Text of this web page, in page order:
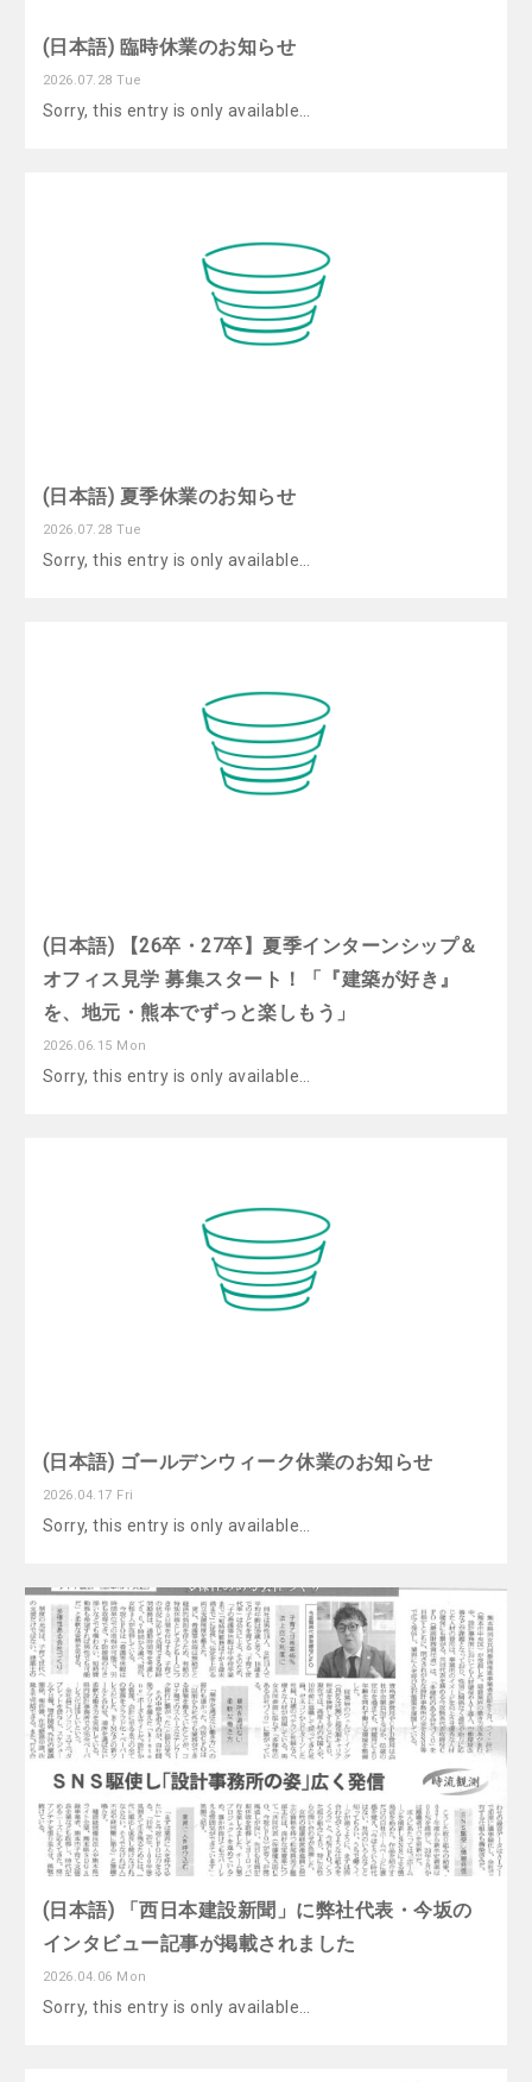
(日本語) 臨時休業のお知らせ
2026.07.28 Tue
Sorry, this entry is only available…
(日本語) 夏季休業のお知らせ
2026.07.28 Tue
Sorry, this entry is only available…
(日本語) 【26卒・27卒】夏季インターンシップ＆
オフィス見学 募集スタート！「『建築が好き』
を、地元・熊本でずっと楽しもう」
2026.06.15 Mon
Sorry, this entry is only available…
(日本語) ゴールデンウィーク休業のお知らせ
2026.04.17 Fri
Sorry, this entry is only available…
(日本語) 「西日本建設新聞」に弊社代表・今坂の
インタビュー記事が掲載されました
2026.04.06 Mon
Sorry, this entry is only available…